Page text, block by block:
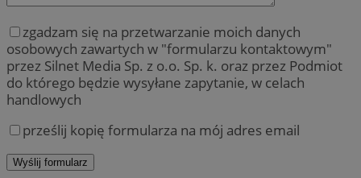
zgadzam się na przetwarzanie moich danych
osobowych zawartych w "formularzu kontaktowym"
przez Silnet Media Sp. z o.o. Sp. k. oraz przez Podmiot
do którego będzie wysyłane zapytanie, w celach
handlowych
prześlij kopię formularza na mój adres email